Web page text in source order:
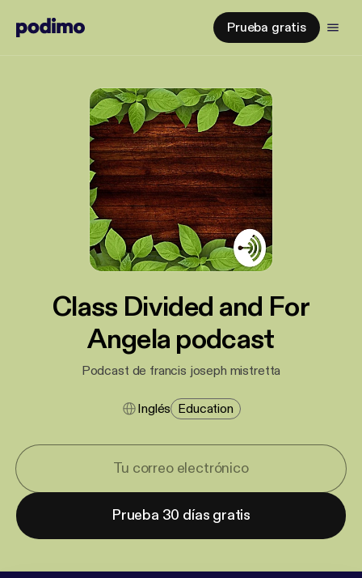
Prueba gratis
Class Divided and For
Angela podcast
Podcast de francis joseph mistretta
Inglés Education
Prueba 30 días gratis